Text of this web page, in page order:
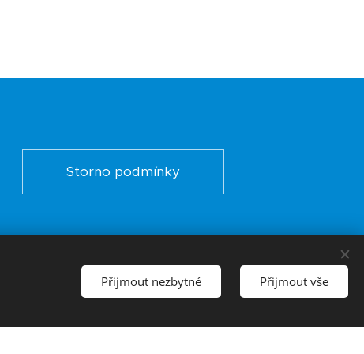
Storno podmínky
Nejčastější otázky
Přijmout nezbytné Přijmout vše